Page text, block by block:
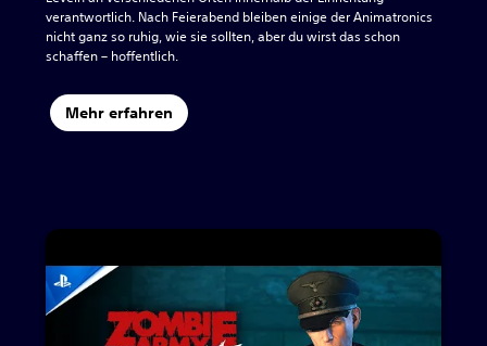
verantwortlich. Nach Feierabend bleiben einige der Animatronics
nicht ganz so ruhig, wie sie sollten, aber du wirst das schon
schaffen – hoffentlich.
Mehr erfahren